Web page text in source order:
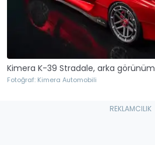
Kimera K-39 Stradale, arka görünüm
Fotoğraf: Kimera Automobili